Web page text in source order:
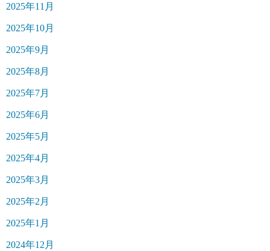
2025年11月
2025年10月
2025年9月
2025年8月
2025年7月
2025年6月
2025年5月
2025年4月
2025年3月
2025年2月
2025年1月
2024年12月